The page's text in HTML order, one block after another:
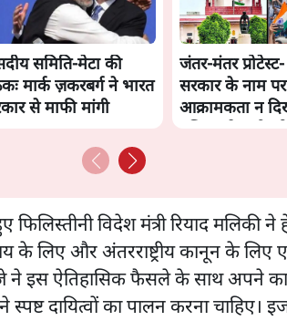
समिति-मेटा की
मार्क ज़करबर्ग ने भारत
से माफी मांगी
जंतर-मंतर
सरकार के नाम पर
आक्रामकता न
विदेश मंत्री रियाद मलिकी ने
के लिए और अंतरराष्ट्रीय कानून के लिए
इस ऐतिहासिक फैसले के साथ अपने
दायित्वों का पालन करना चाहिए।